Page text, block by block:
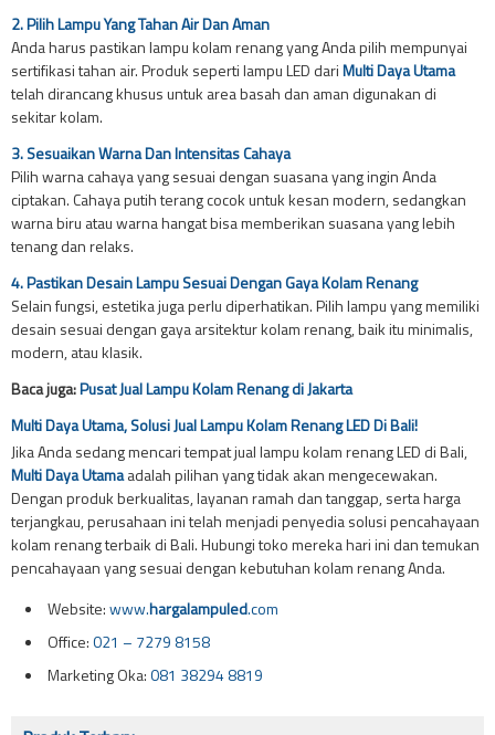
2. Pilih Lampu Yang Tahan Air Dan Aman
Anda harus pastikan lampu kolam renang yang Anda pilih mempunyai
sertifikasi tahan air. Produk seperti lampu LED dariMulti Daya Utama
telah dirancang khusus untuk area basah dan aman digunakan di
sekitar kolam.
3. Sesuaikan Warna Dan Intensitas Cahaya
Pilih warna cahaya yang sesuai dengan suasana yang ingin Anda
ciptakan. Cahaya putih terang cocok untuk kesan modern, sedangkan
warna biru atau warna hangat bisa memberikan suasana yang lebih
tenang dan relaks.
4. Pastikan Desain Lampu Sesuai Dengan Gaya Kolam Renang
Selain fungsi, estetika juga perlu diperhatikan. Pilih lampu yang memiliki
desain sesuai dengan gaya arsitektur kolam renang, baik itu minimalis,
modern, atau klasik.
Baca juga:Pusat Jual Lampu Kolam Renang di Jakarta
Multi Daya Utama, Solusi Jual Lampu Kolam Renang LED Di Bali!
Jika Anda sedang mencari tempat jual lampu kolam renang LED di Bali,
Multi Daya Utamaadalah pilihan yang tidak akan mengecewakan.
Dengan produk berkualitas, layanan ramah dan tanggap, serta harga
terjangkau, perusahaan ini telah menjadi penyedia solusi pencahayaan
kolam renang terbaik di Bali. Hubungi toko mereka hari ini dan temukan
pencahayaan yang sesuai dengan kebutuhan kolam renang Anda.
Website:www.hargalampuled.com
Office:021 – 7279 8158
Marketing Oka:081 38294 8819